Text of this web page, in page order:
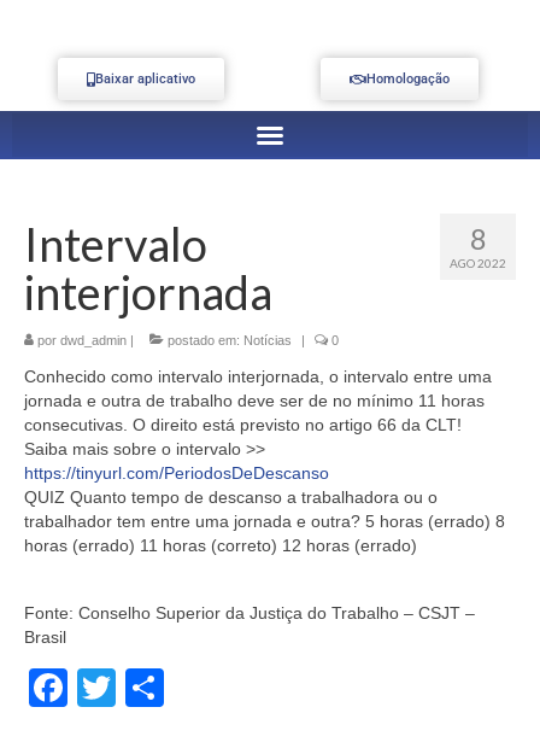
Baixar aplicativo Homologação
8
AGO 2022
Intervalo
interjornada
por dwd_admin postado em: Notícias 0
Conhecido como intervalo interjornada, o intervalo entre uma
jornada e outra de trabalho deve ser de no mínimo 11 horas
consecutivas. O direito está previsto no artigo 66 da CLT!
Saiba mais sobre o intervalo >>
https://tinyurl.com/PeriodosDeDescanso
QUIZ Quanto tempo de descanso a trabalhadora ou o
trabalhador tem entre uma jornada e outra? 5 horas (errado) 8
horas (errado) 11 horas (correto) 12 horas (errado)
Fonte: Conselho Superior da Justiça do Trabalho – CSJT –
Brasil
Facebook
Twitter